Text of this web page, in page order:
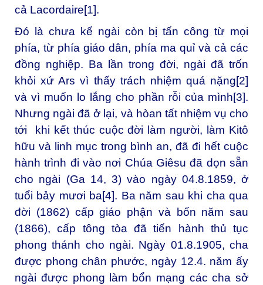
cả Lacordaire[1].
Đó là chưa kể ngài còn bị tấn công từ mọi
phía, từ phía giáo dân, phía ma quỉ và cả các
đồng nghiệp. Ba lần trong đời, ngài đã trốn
khỏi xứ Ars vì thấy trách nhiệm quá nặng[2]
và vì muốn lo lắng cho phần rỗi của mình[3].
Nhưng ngài đã ở lại, và hòan tất nhiệm vụ cho
tới khi kết thúc cuộc đời làm người, làm Kitô
hữu và linh mục trong bình an, đã đi hết cuộc
hành trình đi vào nơi Chúa Giêsu đã dọn sẵn
cho ngài (Ga 14, 3) vào ngày 04.8.1859, ở
tuổi bảy mươi ba[4]. Ba năm sau khi cha qua
đời (1862) cấp giáo phận và bốn năm sau
(1866), cấp tông tòa đã tiến hành thủ tục
phong thánh cho ngài. Ngày 01.8.1905, cha
được phong chân phước, ngày 12.4. năm ấy
ngài được phong làm bổn mạng các cha sở